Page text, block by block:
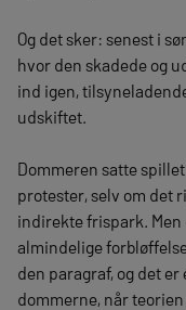
Og det sker: senest i
hvor den skadede og
ind igen,
udskiftet.
Dommeren satte
protester, selv om det
indirekte frispark.
almindelige
den paragraf, og det
dommerne, når